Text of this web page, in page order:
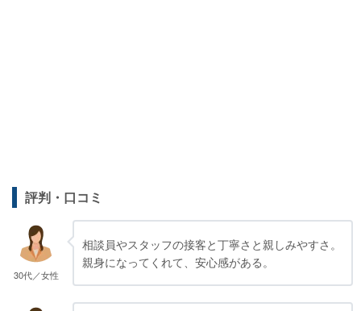
評判・口コミ
30代／女性
相談員やスタッフの接客と丁寧さと親しみやすさ。
親身になってくれて、安心感がある。